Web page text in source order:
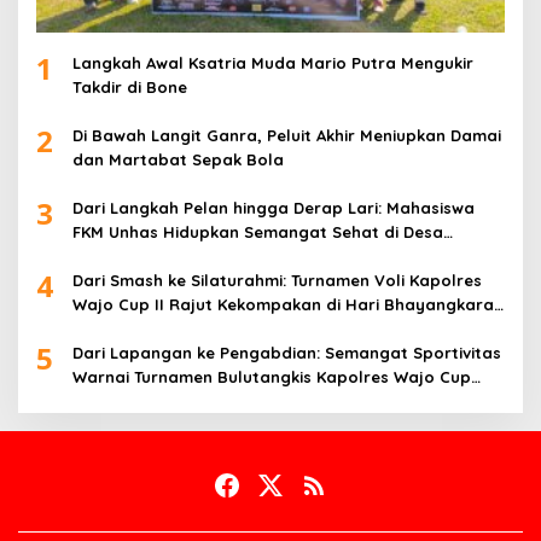
1
Langkah Awal Ksatria Muda Mario Putra Mengukir
Takdir di Bone
2
Di Bawah Langit Ganra, Peluit Akhir Meniupkan Damai
dan Martabat Sepak Bola
3
Dari Langkah Pelan hingga Derap Lari: Mahasiswa
FKM Unhas Hidupkan Semangat Sehat di Desa
4
Dari Smash ke Silaturahmi: Turnamen Voli Kapolres
Wajo Cup II Rajut Kekompakan di Hari Bhayangkara
5
Dari Lapangan ke Pengabdian: Semangat Sportivitas
Warnai Turnamen Bulutangkis Kapolres Wajo Cup